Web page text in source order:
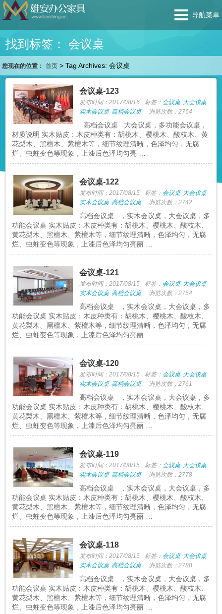
导航菜单
找到标签： 会议桌
您现在的位置： 首页 >Tag Archives: 会议桌
会议桌-123
发布时间：2017/08/16 标签： 会议桌 大会议桌
实木会议桌 高档会议桌 浏览次数：2764
高档会议桌 大会议桌，多功能会议桌，
材质说明 实木贴皮：木皮种类有：胡桃木、樱桃木、酸枝木、黄
花梨木、黑檀木、紫檀木等，细节纹理清晰，色泽均匀，无腐
烂、虫蛀变色等现象，上漆后色泽均匀亮 …
会议桌-122
发布时间：2017/08/15 标签： 会议桌 大会议桌
实木会议桌 高档会议桌 浏览次数：2742
高档会议桌 ，实木会议桌，大会议桌，多
功能会议桌 实木贴皮：木皮种类有：胡桃木、樱桃木、酸枝木、
黄花梨木、黑檀木、紫檀木等，细节纹理清晰，色泽均匀，无腐
烂、虫蛀变色等现象，上漆后色泽均匀亮丽 …
会议桌-121
发布时间：2017/08/15 标签： 会议桌 大会议桌
实木会议桌 高档会议桌 浏览次数：2754
高档会议桌 ，实木会议桌，大会议桌，多
功能会议桌 实木贴皮：木皮种类有：胡桃木、樱桃木、酸枝木、
黄花梨木、黑檀木、紫檀木等，细节纹理清晰，色泽均匀，无腐
烂、虫蛀变色等现象，上漆后色泽均匀亮丽 …
会议桌-120
发布时间：2017/08/15 标签： 会议桌 大会议桌
实木会议桌 高档会议桌 浏览次数：2761
高档会议桌 ，实木会议桌，大会议桌，多
功能会议桌 实木贴皮：木皮种类有：胡桃木、樱桃木、酸枝木、
黄花梨木、黑檀木、紫檀木等，细节纹理清晰，色泽均匀，无腐
烂、虫蛀变色等现象，上漆后色泽均匀亮丽 …
会议桌-119
发布时间：2017/08/15 标签： 会议桌 大会议桌
实木会议桌 高档会议桌 浏览次数：2778
高档会议桌 ，实木会议桌，大会议桌，多
功能会议桌 实木贴皮：木皮种类有：胡桃木、樱桃木、酸枝木、
黄花梨木、黑檀木、紫檀木等，细节纹理清晰，色泽均匀，无腐
烂、虫蛀变色等现象，上漆后色泽均匀亮丽 …
会议桌-118
发布时间：2017/08/15 标签： 会议桌 大会议桌
实木会议桌 高档会议桌 浏览次数：2788
高档会议桌 ，实木会议桌，大会议桌，多
功能会议桌 实木贴皮：木皮种类有：胡桃木、樱桃木、酸枝木、
黄花梨木、黑檀木、紫檀木等，细节纹理清晰，色泽均匀，无腐
烂、虫蛀变色等现象，上漆后色泽均匀亮丽 …